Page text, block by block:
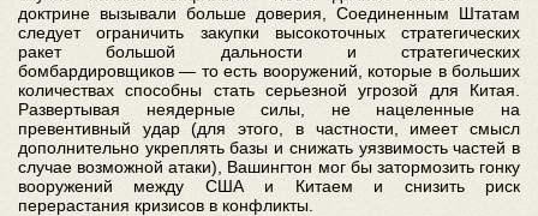
доктрине вызывали больше доверия, Соединенным Штатам
следует ограничить закупки высокоточных стратегических
ракет большой дальности и стратегических
бомбардировщиков — то есть вооружений, которые в больших
количествах способны стать серьезной угрозой для Китая.
Развертывая неядерные силы, не нацеленные на
превентивный удар (для этого, в частности, имеет смысл
дополнительно укреплять базы и снижать уязвимость частей в
случае возможной атаки), Вашингтон мог бы затормозить гонку
вооружений между США и Китаем и снизить риск
перерастания кризисов в конфликты.